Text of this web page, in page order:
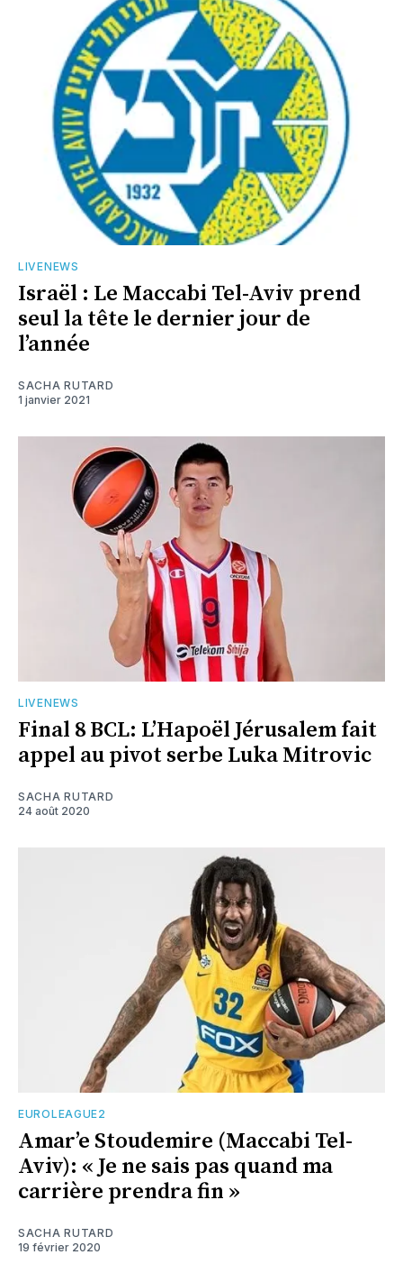
LIVENEWS
Israël : Le Maccabi Tel-Aviv prend
seul la tête le dernier jour de
l’année
SACHA RUTARD
1 janvier 2021
LIVENEWS
Final 8 BCL: L’Hapoël Jérusalem fait
appel au pivot serbe Luka Mitrovic
SACHA RUTARD
24 août 2020
EUROLEAGUE2
Amar’e Stoudemire (Maccabi Tel-
Aviv): « Je ne sais pas quand ma
carrière prendra fin »
SACHA RUTARD
19 février 2020